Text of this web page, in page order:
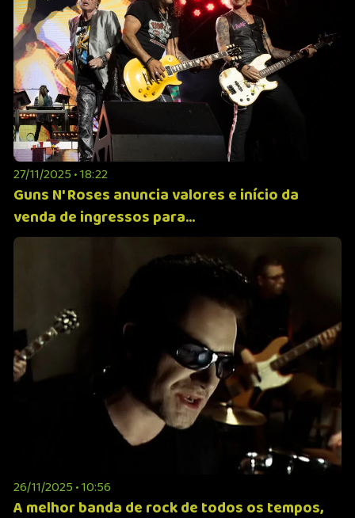
27/11/2025 • 18:22
Guns N' Roses anuncia valores e início da
venda de ingressos para...
26/11/2025 • 10:56
A melhor banda de rock de todos os tempos,